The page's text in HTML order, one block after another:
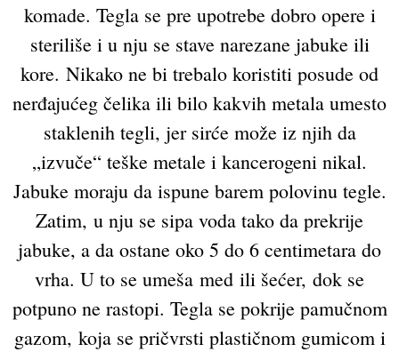
komade. Tegla se pre upotrebe dobro opere i
steriliše i u nju se stave narezane jabuke ili
kore. Nikako ne bi trebalo koristiti posude od
nerđajućeg čelika ili bilo kakvih metala umesto
staklenih tegli, jer sirće može iz njih da
„izvuče“ teške metale i kancerogeni nikal.
Jabuke moraju da ispune barem polovinu tegle.
Zatim, u nju se sipa voda tako da prekrije
jabuke, a da ostane oko 5 do 6 centimetara do
vrha. U to se umeša med ili šećer, dok se
potpuno ne rastopi. Tegla se pokrije pamučnom
gazom, koja se pričvrsti plastičnom gumicom i